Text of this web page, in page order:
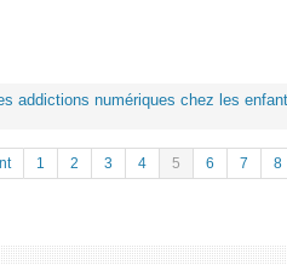
addictions numériques chez les
1 2 3 4 5 6 7 8